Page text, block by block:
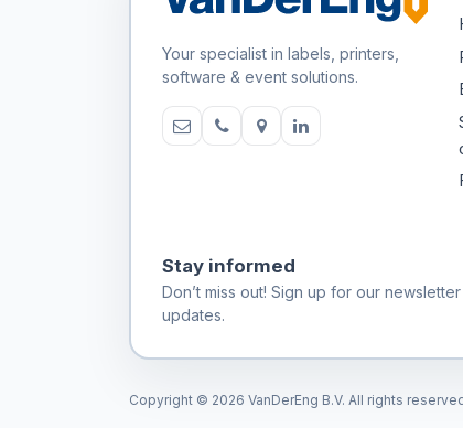
Your specialist in labels, printers,
software & event solutions.
Stay informed
Don’t miss out! Sign up for our
updates.
Copyright © 2026 VanDerEng B.V. All rights